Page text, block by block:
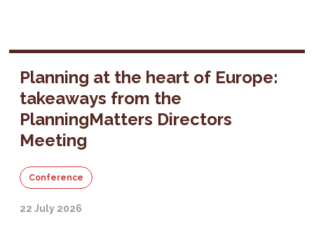
Planning at the heart of Europe:
takeaways from the
PlanningMatters Directors
Meeting
Conference
22 July 2026